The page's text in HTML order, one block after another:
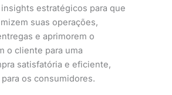
estratégicos para que
suas operações,
e aprimorem o
o cliente para uma
satisfatória e eficiente,
os consumidores.